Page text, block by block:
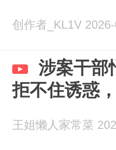
创作者_KL1V
涉案干部
拒不住诱惑
王姐懒人家常菜